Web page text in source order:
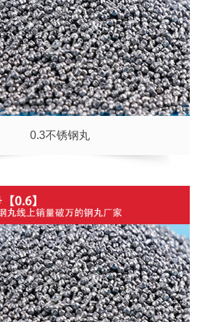
0.3不锈钢丸